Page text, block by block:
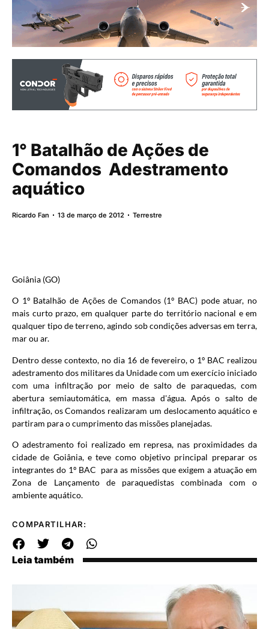
1° Batalhão de Ações de
Comandos  Adestramento
aquático
Ricardo Fan 13 de março de 2012 Terrestre
Goiânia (GO)
O 1º Batalhão de Ações de Comandos (1º BAC) pode atuar, no
mais curto prazo, em qualquer parte do território nacional e em
qualquer tipo de terreno, agindo sob condições adversas em terra,
mar ou ar.
Dentro desse contexto, no dia 16 de fevereiro, o 1º BAC realizou
adestramento dos militares da Unidade com um exercício iniciado
com uma infiltração por meio de salto de paraquedas, com
abertura semiautomática, em massa d'água. Após o salto de
infiltração, os Comandos realizaram um deslocamento aquático e
partiram para o cumprimento das missões planejadas.
O adestramento foi realizado em represa, nas proximidades da
cidade de Goiânia, e teve como objetivo principal preparar os
integrantes do 1º BAC para as missões que exigem a atuação em
Zona de Lançamento de paraquedistas combinada com o
ambiente aquático.
COMPARTILHAR:
Leia também